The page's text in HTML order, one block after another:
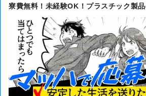
寮費無料！未経験OK！プラスチック製